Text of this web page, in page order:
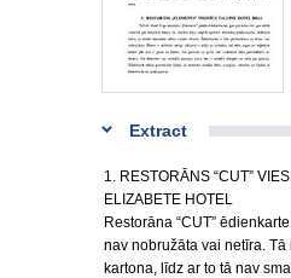
Extract
1. RESTORĀNS “CUT”
ELIZABETE HOTEL
Restorāna “CUT”
nav nobružāta vai netīra.
kartona, līdz ar to tā nav